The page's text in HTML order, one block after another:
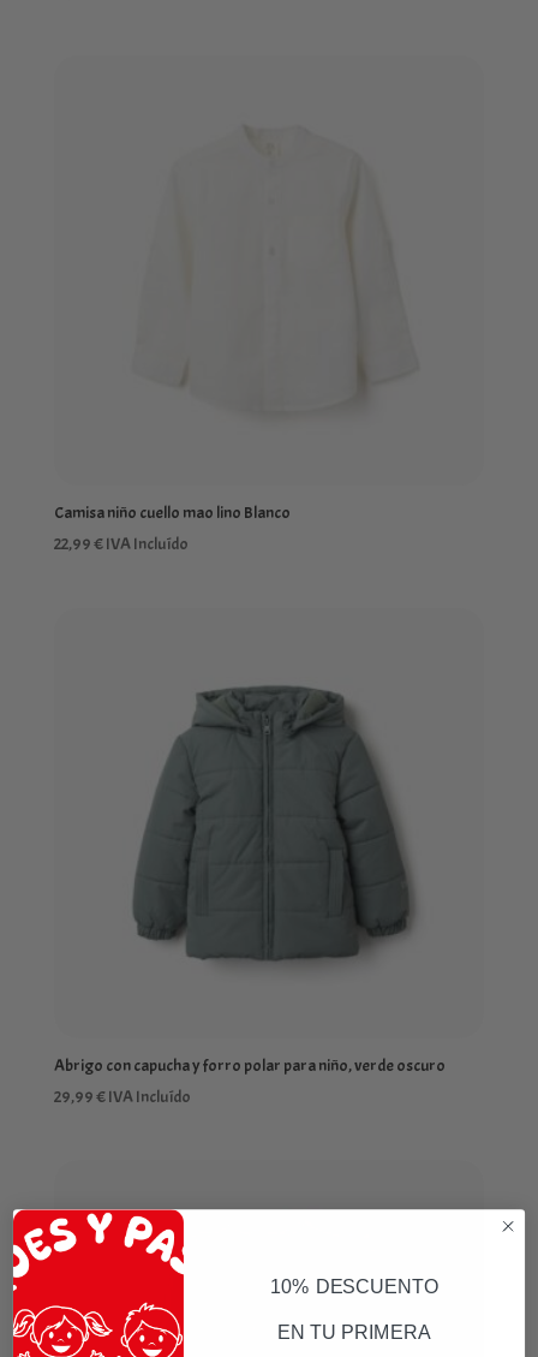
Camisa niño cuello mao lino Blanco
22,99€IVA Incluído
Abrigo con capucha y forro polar para niño, verde oscuro
29,99€IVA Incluído
10% DESCUENTO
EN TU PRIMERA